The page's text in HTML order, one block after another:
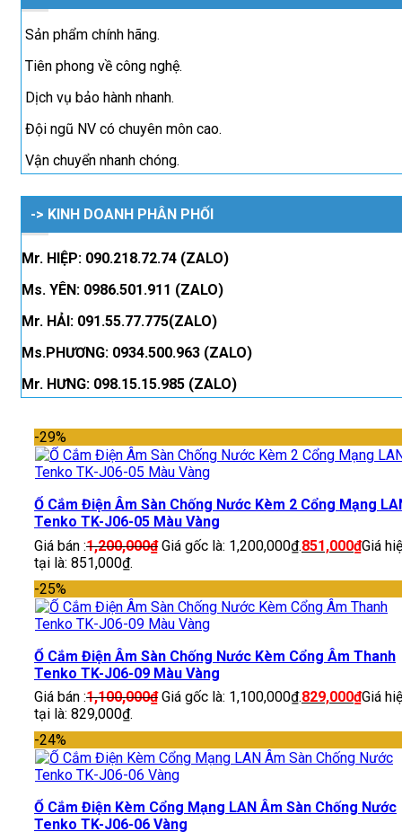
Sản phẩm chính hãng.
Tiên phong về công nghệ.
Dịch vụ bảo hành nhanh.
Đội ngũ NV có chuyên môn cao.
Vận chuyển nhanh chóng.
-> KINH DOANH PHÂN PHỐI
Mr. HIỆP: 090.218.72.74 (ZALO)
Ms. YÊN: 0986.501.911 (ZALO)
Mr. HẢI: 091.55.77.775(ZALO)
Ms.PHƯƠNG: 0934.500.963 (ZALO)
Mr. HƯNG: 098.15.15.985 (ZALO)
-29%
Ổ Cắm Điện Âm Sàn Chống Nước Kèm 2 Cổng Mạng
Tenko TK-J06-05 Màu Vàng
Giá bán :1,200,000₫ Giá gốc là: 1,200,000₫.851,000₫Giá
tại là: 851,000₫.
-25%
Ổ Cắm Điện Âm Sàn Chống Nước Kèm Cổng Âm Thanh
Tenko TK-J06-09 Màu Vàng
Giá bán :1,100,000₫ Giá gốc là: 1,100,000₫.829,000₫Giá
tại là: 829,000₫.
-24%
Ổ Cắm Điện Kèm Cổng Mạng LAN Âm Sàn Chống Nước
Tenko TK-J06-06 Vàng